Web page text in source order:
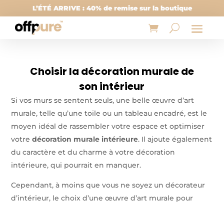
L’ÉTÉ ARRIVE : 40% de remise sur la boutique
Choisir la décoration murale de
son intérieur
Si vos murs se sentent seuls, une belle œuvre d’art
murale, telle qu’une toile ou un tableau encadré, est le
moyen idéal de rassembler votre espace et optimiser
votredécoration murale intérieure. Il ajoute également
du caractère et du charme à votre décoration
intérieure, qui pourrait en manquer.
Cependant, à moins que vous ne soyez un décorateur
d’intérieur, le choix d’une œuvre d’art murale pour